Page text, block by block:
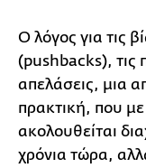
Ο λόγος για τις
(pushbacks), τις
απελάσεις, μια
πρακτική, που
ακολουθείται
χρόνια τώρα,